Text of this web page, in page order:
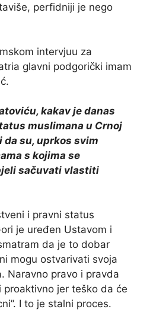
perfidniji je nego
intervjuu za
glavni podgorički imam
kakav je danas
muslimana u Crnoj
da su, uprkos svim
s kojima se
sačuvati vlastiti
i pravni status
je uređen Ustavom i
da je to dobar
mogu ostvarivati svoja
Naravno pravo i pravda
proaktivno jer teško da će
I to je stalni proces.